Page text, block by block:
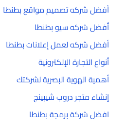
أفضل شركه تصميم مواقع بطنطا
أفضل شركه سيو بطنطا
أفضل شركه لعمل إعلانات بطنطا
أنواع التجارة الإلكترونية
أهمية الهوية البصرية لشركتك
إنشاء متجر دروب شيبينج
افضل شركة برمجة بطنطا